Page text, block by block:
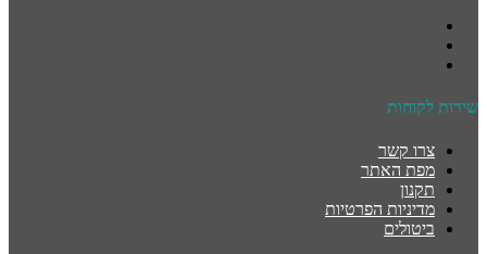
שירות לקוחות
צרו קשר
מפת האתר
תקנון
מדיניות הפרטיות
ביטולים